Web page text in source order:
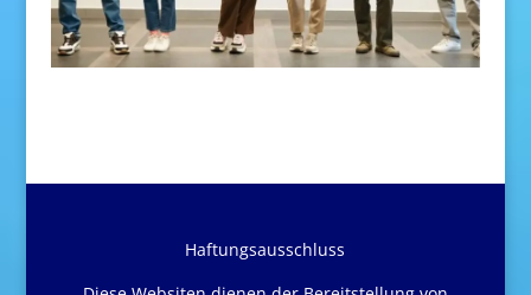
Haftungsausschluss